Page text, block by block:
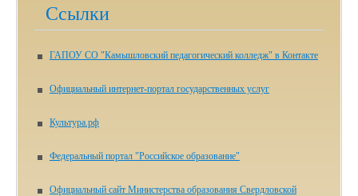
Ссылки
ГАПОУ СО "Камышловский педагогический колледж" в Контакте
Официальный интернет-портал государственных услуг
Культура.рф
Федеральный портал "Российское образование"
Официальный сайт Министерства образования Свердловской